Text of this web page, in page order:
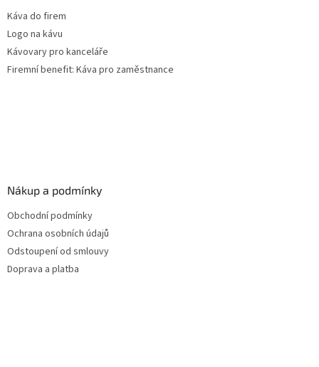
Káva do firem
Logo na kávu
Kávovary pro kanceláře
Firemní benefit: Káva pro zaměstnance
Nákup a podmínky
Obchodní podmínky
Ochrana osobních údajů
Odstoupení od smlouvy
Doprava a platba